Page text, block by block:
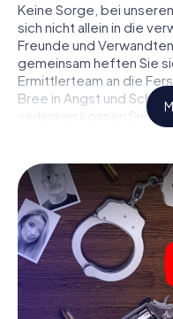
Keine Sorge, bei
sich nicht allein in die
Freunde und
gemeinsam heften Sie
Ermittlerteam an die
Bree in Angst und
verlassen können Sie
Ermittlerutensil, Ihr
zahlreichen
Verbindung stehen, und
Ort knacken Sie
Stück der Lösung des
einem klassischen Krimi
das Geschehen,
entdecken obendrein
Mitmachkrimi in